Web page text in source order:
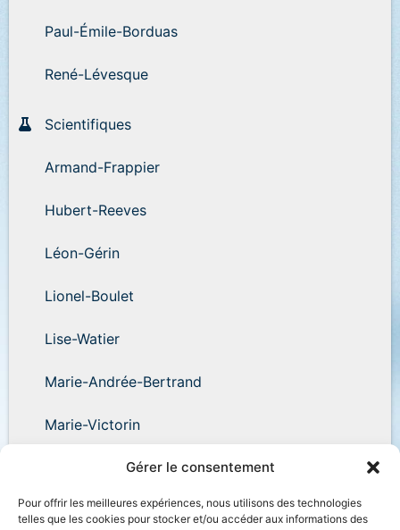
Gérer le consentement
Pour offrir les meilleures expériences, nous utilisons des technologies
telles que les cookies pour stocker et/ou accéder aux informations des
Paul-Émile-Borduas
René-Lévesque
Scientifiques
Armand-Frappier
Hubert-Reeves
Léon-Gérin
Lionel-Boulet
Lise-Watier
Marie-Andrée-Bertrand
Marie-Victorin
Wilder-Penfield